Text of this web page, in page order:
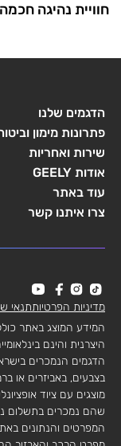
חוויית נהיגה
הדגמים שלנו
פתרונות מימון
שירות ואחריות
אודות GEELY
עוד באתר
צרו איתנו קשר
מדיניות הפרטיותתנאי
המידע המוצג באתר
היצרנית והינם
הדגמים הנמכרים
בצבעים, באביזרים או
מוצגים עם ציוד
שהם נמכרים בתשלום
המפרטים והנתונים